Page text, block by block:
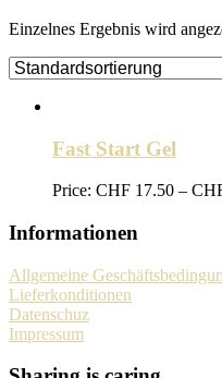
Einzelnes Ergebnis wird
Fast Start Gel
Price: CHF 17.50 –
Informationen
Allgemeine
Lieferkonditionen
Datenschuz
Impressum